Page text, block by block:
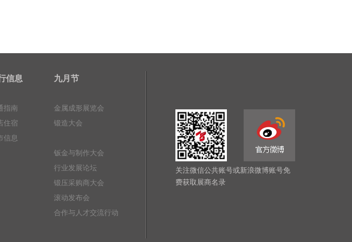
信息
指南
住宿
信息
九月节
金属成形展览会
锻造大会
钣金与制作大会
行业发展论坛
锻压采购商大会
滚动发布会
合作与人才交流行动
关注微信公共账号或新浪微博账号免
费获取展商名录